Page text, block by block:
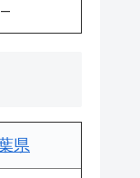
–
県